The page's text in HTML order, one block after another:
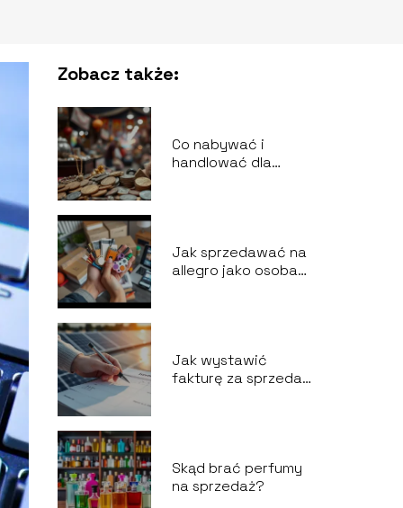
Zobacz także:
Co nabywać i
handlować dla
Jak sprzedawać na
allegro jako osoba
Jak wystawić
fakturę za sprzedaż
Skąd brać perfumy
na sprzedaż?